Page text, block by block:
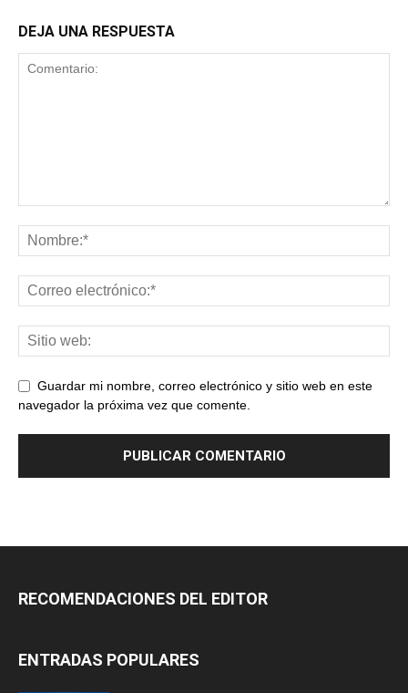
DEJA UNA RESPUESTA
Guardar mi nombre, correo electrónico y sitio web en este
navegador la próxima vez que comente.
RECOMENDACIONES DEL EDITOR
ENTRADAS POPULARES